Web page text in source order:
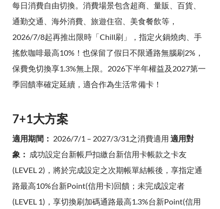
每日消費自由切換。消費場景包含超商、量販、百貨、
通勤交通、海外消費、旅遊住宿、美食餐飲等，
2026/7/8起再推出限時「Chill刷」，指定火鍋燒肉、手
搖飲咖啡最高10%！也保留了假日不限通路無腦刷2%，
保費免切換享1.3%無上限。2026下半年權益及2027第一
季回饋率確定延續，適合作為生活常備卡！
7+1大方案
適用期間： 2026/7/1 – 2027/3/31之消費適用 適用對
象： 成功設定台新帳戶扣繳台新信用卡帳款之卡友
(LEVEL 2)，將於完成設定之次期帳單結帳後，享指定通
路最高10%台新Point(信用卡)回饋；未完成設定者
(LEVEL 1)，享切換刷加碼通路最高1.3%台新Point(信用